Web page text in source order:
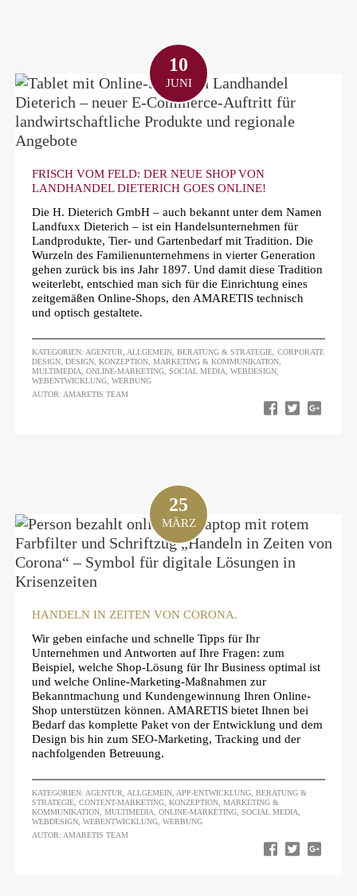
10
JUNI
FRISCH VOM FELD: DER NEUE SHOP VON
LANDHANDEL DIETERICH GOES ONLINE!
Die H. Dieterich GmbH – auch bekannt unter dem Namen
Landfuxx Dieterich – ist ein Handelsunternehmen für
Landprodukte, Tier- und Gartenbedarf mit Tradition. Die
Wurzeln des Familienunternehmens in vierter Generation
gehen zurück bis ins Jahr 1897. Und damit diese Tradition
weiterlebt, entschied man sich für die Einrichtung eines
zeitgemäßen Online-Shops, den AMARETIS technisch
und optisch gestaltete.
KATEGORIEN: AGENTUR ALLGEMEIN, BERATUNG & STRATEGIE, CORPORATE
DESIGN, DESIGN, KONZEPTION, MARKETING & KOMMUNIKATION,
MULTIMEDIA
ONLINE-MARKETING, SOCIAL MEDIA WEBDESIGN,
WEBENTWICKLUNG, WERBUNG
AUTOR: AMARETIS TEAM
25
MÄRZ
HANDELN IN ZEITEN VON CORONA.
Wir geben einfache und schnelle Tipps für Ihr
Unternehmen und Antworten auf Ihre Fragen: zum
Beispiel, welche Shop-Lösung für Ihr Business optimal ist
und welche Online-Marketing-Maßnahmen zur
Bekanntmachung und Kundengewinnung Ihren Online-
Shop unterstützen können. AMARETIS bietet Ihnen bei
Bedarf das komplette Paket von der Entwicklung und dem
Design bis hin zum SEO-Marketing, Tracking und der
nachfolgenden Betreuung.
KATEGORIEN: AGENTUR ALLGEMEIN, APP-ENTWICKLUNG, BERATUNG &
STRATEGIE, CONTENT-MARKETING, KONZEPTION, MARKETING &
KOMMUNIKATION, MULTIMEDIA ONLINE-MARKETING, SOCIAL MEDIA
WEBDESIGN, WEBENTWICKLUNG, WERBUNG
AUTOR: AMARETIS TEAM